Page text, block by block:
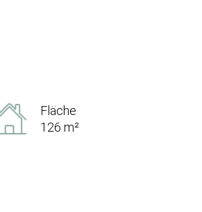
Fläche
126 m²